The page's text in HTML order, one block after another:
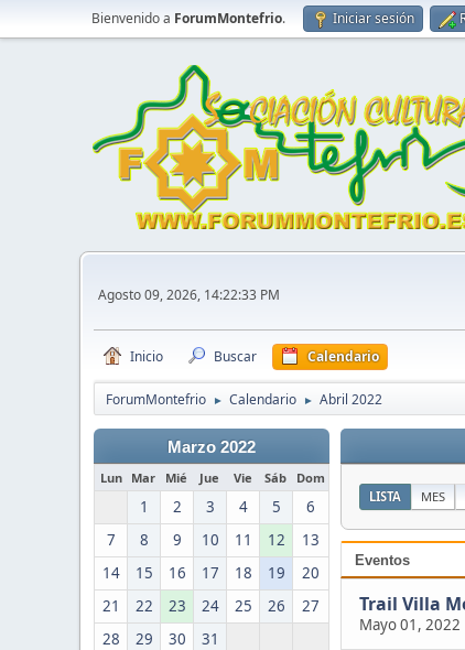
Bienvenido a ForumMontefrio. Iniciar sesión
Agosto 09, 2026, 14:22:33 PM
Inicio Buscar Calendario
ForumMontefrio ► Calendario ► Abril 2022
Marzo 2022
Lun Mar Mié Jue Vie Sáb Dom
1 2 3 4 5
6
7
8 9 10 11 12
13
14
15 16 17 18 19
20
21
22 23 24 25 26
27
28
29 30 31
LISTA MES
Eventos
Trail Villa
Mayo 01, 2022